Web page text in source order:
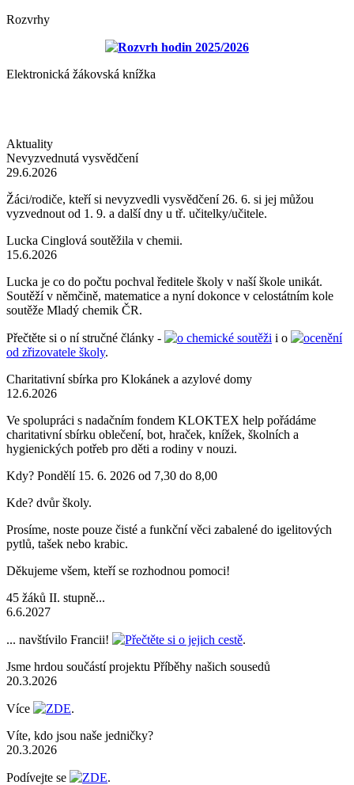
Rozvrhy
Rozvrh hodin 2025/2026
Elektronická žákovská knížka
Aktuality
Nevyzvednutá vysvědčení
29.6.2026
Žáci/rodiče, kteří si nevyzvedli vysvědčení 26. 6. si jej můžou
vyzvednout od 1. 9. a další dny u tř. učitelky/učitele.
Lucka Cinglová soutěžila v chemii.
15.6.2026
Lucka je co do počtu pochval ředitele školy v naší škole unikát.
Soutěží v němčině, matematice a nyní dokonce v celostátním kole
soutěže Mladý chemik ČR.
Přečtěte si o ní stručné články - o chemické soutěži i o
ocenění
od zřizovatele školy.
Charitativní sbírka pro Klokánek a azylové domy
12.6.2026
Ve spolupráci s nadačním fondem KLOKTEX help pořádáme
charitativní sbírku oblečení, bot, hraček, knížek, školních a
hygienických potřeb pro děti a rodiny v nouzi.
Kdy? Pondělí 15. 6. 2026 od 7,30 do 8,00
Kde? dvůr školy.
Prosíme, noste pouze čisté a funkční věci zabalené do igelitových
pytlů, tašek nebo krabic.
Děkujeme všem, kteří se rozhodnou pomoci!
45 žáků II. stupně...
6.6.2027
... navštívilo Francii! Přečtěte si o jejich cestě.
Jsme hrdou součástí projektu Příběhy našich sousedů
20.3.2026
Více ZDE.
Víte, kdo jsou naše jedničky?
20.3.2026
Podívejte se ZDE.